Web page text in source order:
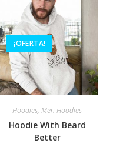
¡OFERTA!
Hoodies, Men Hoodies
Hoodie With Beard
Better